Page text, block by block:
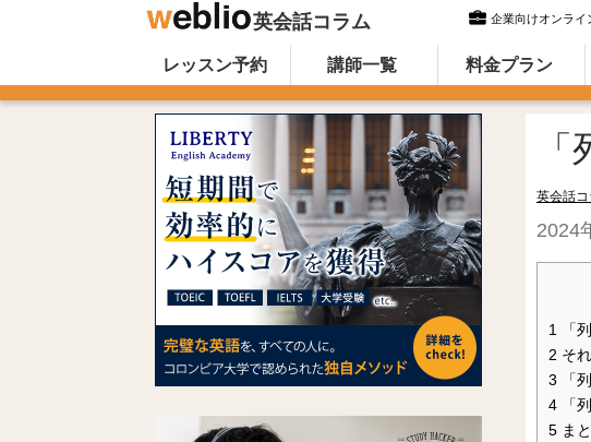
英会話コラム 企業向けオンライ
オンライン英会話のWeblio英会話コラム（英語
Skip to content
レッスン予約 講師一覧 料金プラン
英会話
2024
1 「
2 そ
3 「
4 「
5 ま